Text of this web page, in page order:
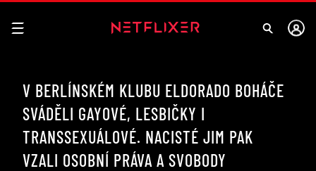
V BERLÍNSKÉM KLUBU ELDORADO BOHÁČE
SVÁDĚLI GAYOVÉ, LESBIČKY I
TRANSSEXUÁLOVÉ. NACISTÉ JIM PAK
VZALI OSOBNÍ PRÁVA A SVOBODY